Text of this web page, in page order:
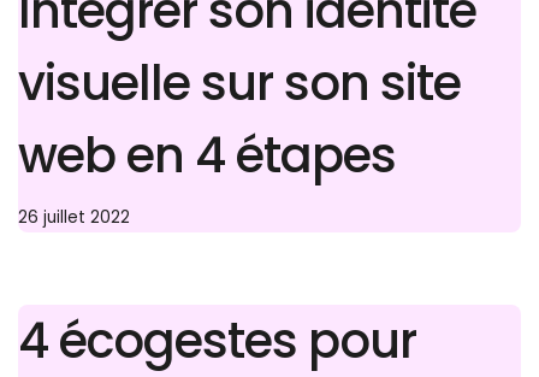
visuelle sur son site
web en 4 étapes
26 juillet 2022
4 écogestes pour